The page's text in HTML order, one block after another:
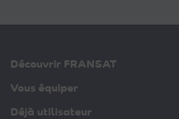
Découvrir FRANSAT
Vous équiper
Déjà utilisateur